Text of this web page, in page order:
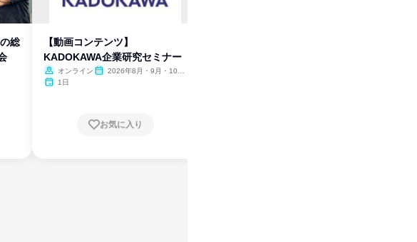
総
【動画コンテンツ】
KADOKAWA企業研究セミナー
オンライン
2026年8月・9月・10
1日
お気に入り